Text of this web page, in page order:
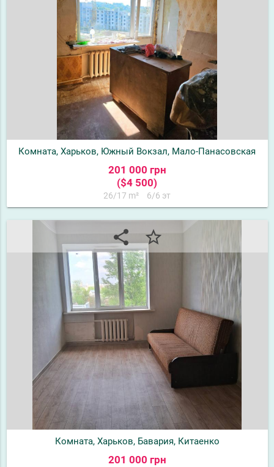
Комната, Харьков, Южный Вокзал, Мало-Панасовская
201 000 грн
($4 500)
26/17 m² 6/6 эт
share star_border
Комната, Харьков, Бавария, Китаенко
201 000 грн